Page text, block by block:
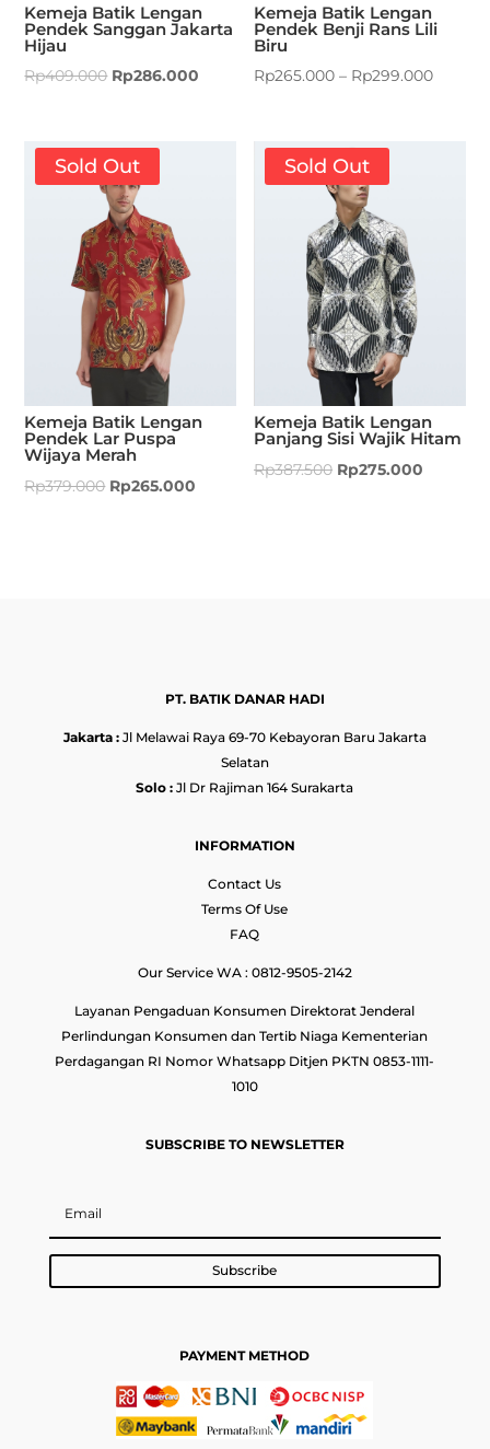
Kemeja Batik Lengan
Pendek Sanggan Jakarta
Hijau
Rp409.000 Rp286.000
Kemeja Batik Lengan
Pendek Benji Rans Lili
Biru
Rp265.000 – Rp299.000
Sold Out
Kemeja Batik Lengan
Pendek Lar Puspa
Wijaya Merah
Rp379.000 Rp265.000
Sold Out
Kemeja Batik Lengan
Panjang Sisi Wajik Hitam
Rp387.500 Rp275.000
PT. BATIK DANAR HADI
Jakarta :Jl Melawai Raya 69-70 Kebayoran Baru Jakarta
Selatan
Solo : Jl Dr Rajiman 164 Surakarta
INFORMATION
Contact Us
Terms Of Use
FAQ
Our Service WA : 0812-9505-2142
Layanan Pengaduan Konsumen Direktorat Jenderal
Perlindungan Konsumen dan Tertib Niaga Kementerian
Perdagangan RI Nomor Whatsapp Ditjen PKTN 0853-1111-
1010
SUBSCRIBE TO NEWSLETTER
Subscribe
PAYMENT METHOD